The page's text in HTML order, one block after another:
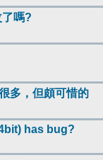
嗎?
多，但頗可惜的
has bug?